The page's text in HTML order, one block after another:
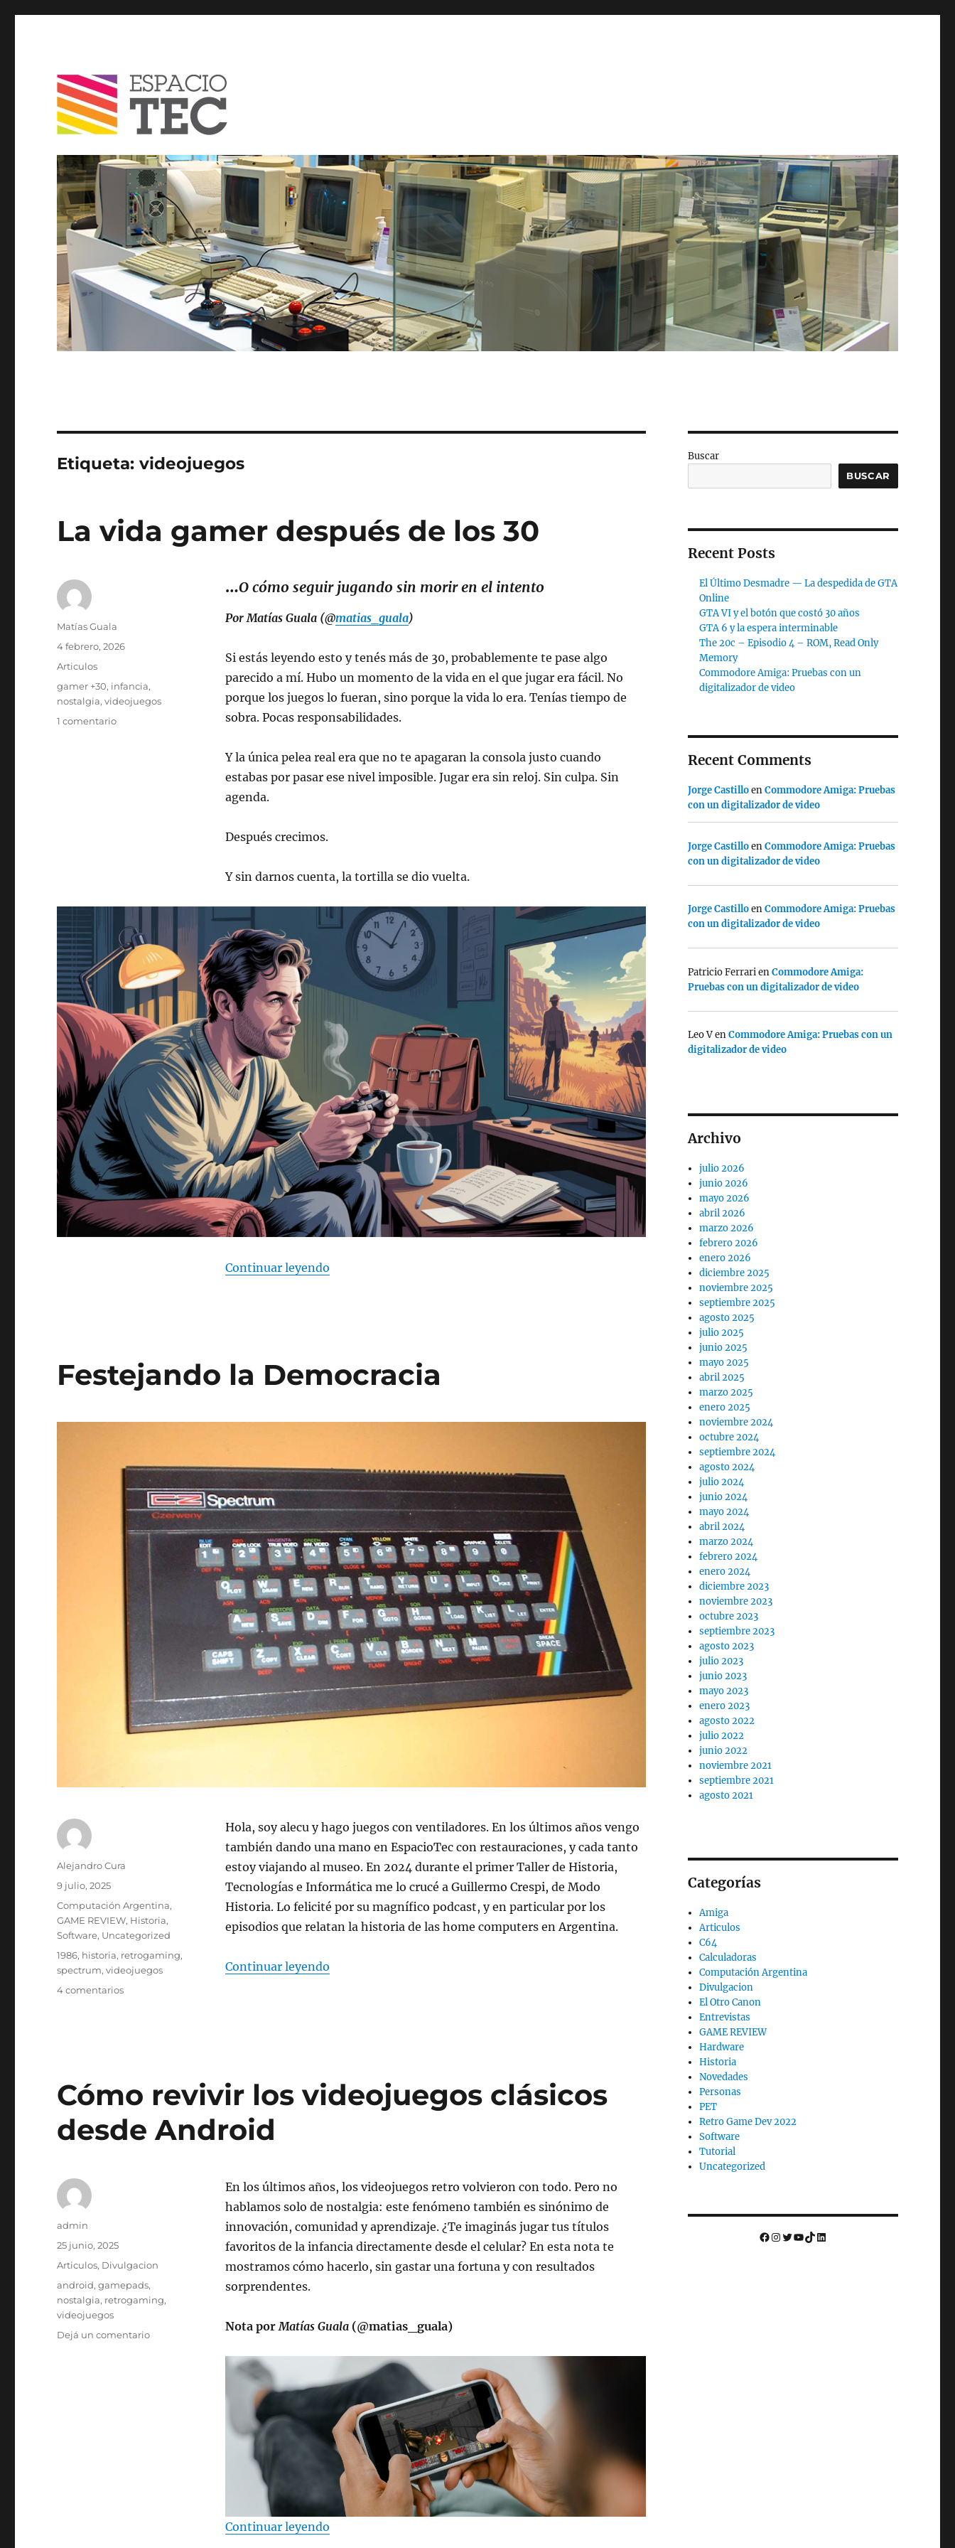
Blog
Etiqueta:videojuegos
La vida gamer después de los 30
…O cómo seguir jugando sin morir en el intento
Por Matías Guala (@matias_guala)
Si estás leyendo esto y tenés más de 30, probablemente te pase algo
parecido a mí. Hubo un momento de la vida en el que jugar era fácil. No
porque los juegos lo fueran, sino porque la vida lo era. Tenías tiempo de
sobra. Pocas responsabilidades.
Y la única pelea real era que no te apagaran la consola justo cuando
estabas por pasar ese nivel imposible. Jugar era sin reloj. Sin culpa. Sin
agenda.
Después crecimos.
Y sin darnos cuenta, la tortilla se dio vuelta.
Continuar leyendo“La vida gamer después de los 30”
Autor
Matías Guala
Publicado
4 febrero, 2026
Categorías
Articulos
Etiquetas
gamer +30, infancia,
nostalgia,videojuegos
1 comentarioen
Festejando la Democracia
Hola, soy alecu y hago juegos con ventiladores. En los últimos años vengo
también dando una mano en EspacioTec con restauraciones, y cada tanto
estoy viajando al museo. En 2024 durante el primer Taller de Historia,
Tecnologías e Informática me lo crucé a Guillermo Crespi, de Modo
Historia. Lo felicité por su magnífico podcast, y en particular por los
episodios que relatan la historia de las home computers en Argentina.
Continuar leyendo“Festejando la Democracia”
Autor
Alejandro Cura
Publicado
9 julio, 2025
Categorías
Computación Argentina,
GAME REVIEW, Historia,
Software, Uncategorized
Etiquetas
1986, historia, retrogaming,
spectrum,videojuegos
4 comentariosen
Cómo revivir los videojuegos clásicos
desde Android
En los últimos años, los videojuegos retro volvieron con todo. Pero no
hablamos solo de nostalgia: este fenómeno también es sinónimo de
innovación, comunidad y aprendizaje. ¿Te imaginás jugar tus títulos
favoritos de la infancia directamente desde el celular? En esta nota te
mostramos cómo hacerlo, sin gastar una fortuna y con resultados
sorprendentes.
Nota porMatías Guala(@matias_guala)
Continuar leyendo“Cómo revivir los videojuegos clásicos desde Android”
Autor
admin
Publicado
25 junio, 2025
Categorías
Articulos, Divulgacion
Etiquetas
android,gamepads,
nostalgia, retrogaming,
videojuegos
Dejá un comentarioen
Buscar
BUSCAR
Recent Posts
El Último Desmadre — La despedida de GTA
Online
GTA VI y el botón que costó 30 años
GTA 6 y la espera interminable
The 20c – Episodio 4 – ROM, Read Only
Memory
Commodore Amiga: Pruebas con un
digitalizador de video
Recent Comments
Jorge CastilloenCommodore Amiga: Pruebas
con un digitalizador de video
Jorge CastilloenCommodore Amiga: Pruebas
con un digitalizador de video
Jorge CastilloenCommodore Amiga: Pruebas
con un digitalizador de video
Patricio FerrarienCommodore Amiga:
Pruebas con un digitalizador de video
Leo VenCommodore Amiga: Pruebas con un
digitalizador de video
Archivo
julio 2026
junio 2026
mayo 2026
abril 2026
marzo 2026
febrero 2026
enero 2026
diciembre 2025
noviembre 2025
septiembre 2025
agosto 2025
julio 2025
junio 2025
mayo 2025
abril 2025
marzo 2025
enero 2025
noviembre 2024
octubre 2024
septiembre 2024
agosto 2024
julio 2024
junio 2024
mayo 2024
abril 2024
marzo 2024
febrero 2024
enero 2024
diciembre 2023
noviembre 2023
octubre 2023
septiembre 2023
agosto 2023
julio 2023
junio 2023
mayo 2023
enero 2023
agosto 2022
julio 2022
junio 2022
noviembre 2021
septiembre 2021
agosto 2021
Categorías
Amiga
Articulos
C64
Calculadoras
Computación Argentina
Divulgacion
El Otro Canon
Entrevistas
GAME REVIEW
Hardware
Historia
Novedades
Personas
PET
Retro Game Dev 2022
Software
Tutorial
Uncategorized
Facebook
Instagram
Twitter
YouTube
TikTok
LinkedIn